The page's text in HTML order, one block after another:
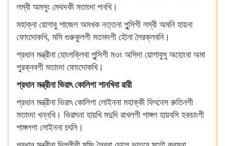
লম্বী অমসুং মেথদকী মতাংদা পনখি।
মহাক্না য়োগাবু শাজেল অমখক নত্তনা পুন্সিগী লম্বী অমনি হায়না
ফোংদোকখি, মসি গুরুকুলগী মতমদগী হৌনা লৈরক্লবনি।
প্রধান মন্ত্রীনা হোংলক্লিবা পুন্সিগী মওং অসিদা য়োগাবুসু অহোংবা অমা
পুরক্নবগী মতাংদা ফোংদোকখি।
প্রধান মন্ত্রীনা ভিরাৎ কোলিগা শানখিবা ৱারী
প্রধান মন্ত্রীনা ভিরাৎ কোলিগা লোইননা মহাক্কী ফিৎনেস রুতিনগী
মতাংদা খন্নখি। ভিরাৎনা হায়খি মদুদি ৱাখলগী পাঙ্গল হায়বসি হকচাংগী
পাঙ্গলগা লোইননা চৎলি।